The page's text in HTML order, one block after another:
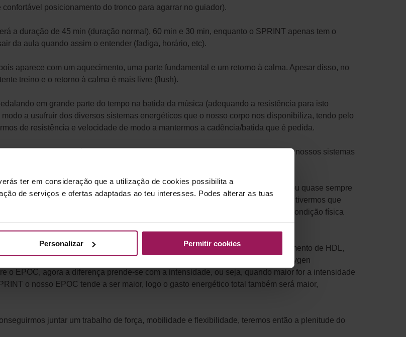
ter em consideração que a utilização de cookies possibilita a
de serviços e ofertas adaptadas ao teu interesses. Podes alterar as tuas
Personalizar Permitir cookies
posicionamento do tronco para agarrar no guiador).
a duração de 45 min (duração normal), 60 min e 30 min, enquanto o SPRINT apenas tem o
da aula quando assim o entender (fadiga, horário, etc).
aparece com um aquecimento, uma parte fundamental e um retorno à calma. Apesar disso, no
treino e o retorno à calma é mais livre (flush).
em grande parte do tempo na batida da música (adequando a resistência para isto
a usufruir dos diversos sistemas energéticos que o nosso corpo nos disponibiliza, tendo pelo
de resistência e velocidade de modo a mantermos a cadência/batida que é pedida.
cima de uma
(é o nosso material de treino), onde vamos alternar o uso dos nossos sistemas
da nossa condição física, porque é-nos pedido que pedalemos sempre ou quase sempre
muito mais rapidamente à exaustão, cardiovascular e muscular. Assim sendo se tivermos que
o nosso máximo, logo todas as pessoas independentemente do seu estado de condição física
física geral, redução de pressão arterial, colesterol total, FC Repouso, aumento de HDL,
elevados gastos energéticos, aumentando o EPOC (Excess post Exercise oxygen
o EPOC, agora a diferença prende-se com a intensidade, ou seja, quando maior for a intensidade
o nosso EPOC tende a ser maior, logo o gasto energético total também será maior,
juntar um trabalho de força, mobilidade e flexibilidade, teremos então a plenitude do